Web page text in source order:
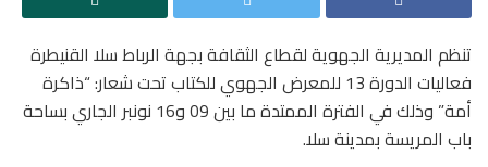
تنظم المديرية الجهوية لقطاع الثقافة بجهة الرباط سلا القنيطرة
فعاليات الدورة 13 للمعرض الجهوي للكتاب تحت شعار: “ذاكرة
أمة” وذلك في الفترة الممتدة ما بين 09 و16 نونبر الجاري بساحة
باب المريسة بمدينة سلا.